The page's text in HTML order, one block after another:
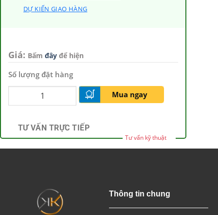
DỰ KIẾN GIAO HÀNG
Giá: Bấm đây để hiện
Số lượng đặt hàng
Mua ngay
TƯ VẤN TRỰC TIẾP
Tư vấn kỹ thuật
Thông tin chung